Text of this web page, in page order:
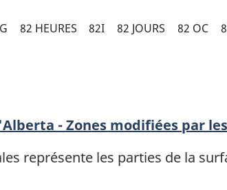
82 HEURES 82I 82 JOURS 82 OC
- Zones modifiées par
représente les parties de la